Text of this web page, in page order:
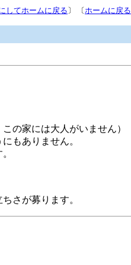
してホームに戻る 〕 〔ホームに戻る
の家には大人がいません）
もありません。
さが募ります。